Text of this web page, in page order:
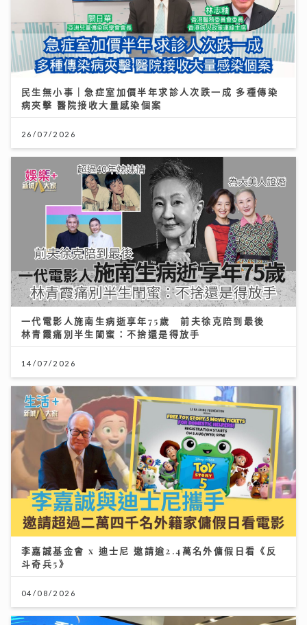
民生無小事｜急症室加價半年求診人次跌一成 多種傳染
病夾擊 醫院接收大量感染個案
26/07/2026
一代電影人施南生病逝享年75歲 前夫徐克陪到最後
林青霞痛別半生閨蜜：不捨還是得放手
14/07/2026
李嘉誠基金會 x 迪士尼 邀請逾2.4萬名外傭假日看《反
斗奇兵5》
04/08/2026